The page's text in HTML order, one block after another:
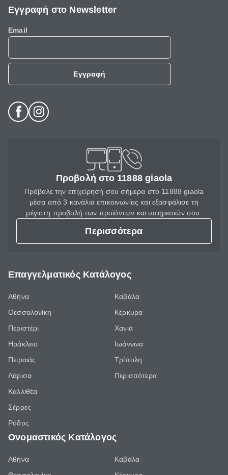
Εγγραφή στο Newsletter
Email
Εγγραφή
Προβολή στο 11888 giaola
Πρόβαλε την επιχείρησή σου σήμερα στο 11888 giaola
μέσα από 3 κανάλια επικοινωνίας και εξασφάλισε τη
μέγιστη προβολή των προϊόντων και υπηρεσιών σου.
Περισσότερα
Επαγγελματικός Κατάλογος
Αθήνα
Θεσσαλονίκη
Περιστέρι
Ηράκλειο
Πειραιάς
Λάρισα
Καλλιθέα
Σέρρες
Ρόδος
Καβάλα
Κέρκυρα
Χανιά
Ιωάννινα
Τρίπολη
Περισσότερα
Ονομαστικός Κατάλογος
Αθήνα
Καβάλα